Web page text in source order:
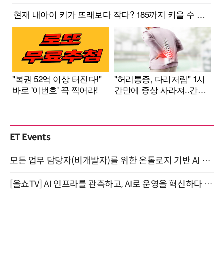
ET Events
모든 업무 담당자(비개발자)를 위한 온톨로지 기반 AI 지식체계 설계 1-day 워크숍 8월 20일 개최
[올쇼TV] AI 인프라를 관측하고, AI로 운영을 혁신하다 (8월 11일 생방송)